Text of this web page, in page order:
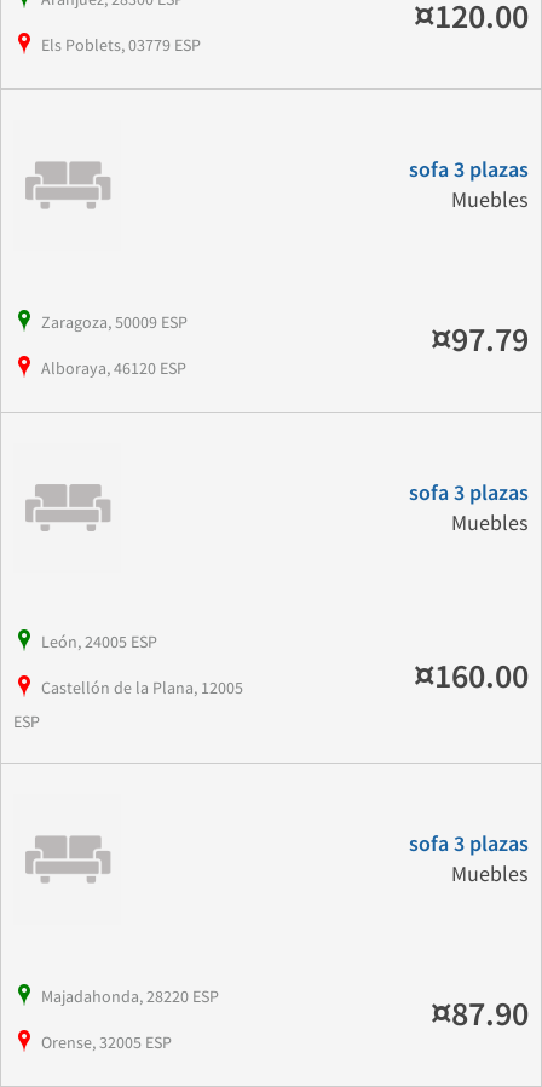
Els Poblets, 03779 ESP
¤120.00
sofa 3 plazas
Muebles
Zaragoza, 50009 ESP
Alboraya, 46120 ESP
¤97.79
sofa 3 plazas
Muebles
León, 24005 ESP
Castellón de la Plana, 12005
ESP
¤160.00
sofa 3 plazas
Muebles
Majadahonda, 28220 ESP
Orense, 32005 ESP
¤87.90